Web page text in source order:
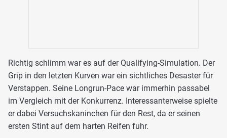
Richtig schlimm war es auf der Qualifying-Simulation. Der
Grip in den letzten Kurven war ein sichtliches Desaster für
Verstappen. Seine Longrun-Pace war immerhin passabel
im Vergleich mit der Konkurrenz. Interessanterweise spielte
er dabei Versuchskaninchen für den Rest, da er seinen
ersten Stint auf dem harten Reifen fuhr.